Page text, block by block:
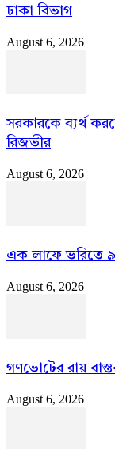
ঢাকা বিভাগ
August 6, 2026
সরকারকে ব্যর্থ
রিজভীর
August 6, 2026
এক লাফে ভরিতে
August 6, 2026
গণভোটের রায়
August 6, 2026